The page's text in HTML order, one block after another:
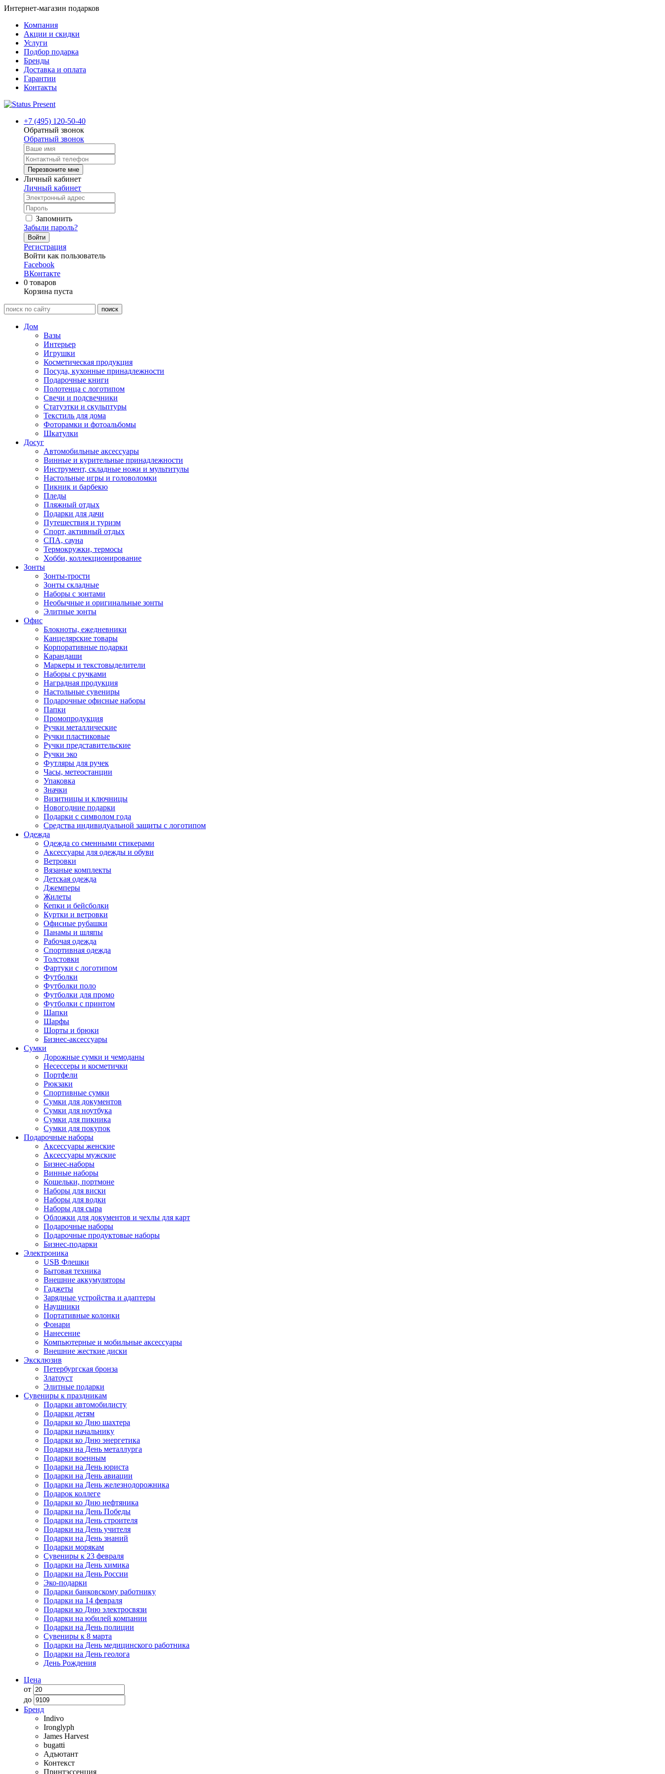
Интернет-магазин подарков
Компания
Акции и скидки
Услуги
Подбор подарка
Бренды
Доставка и оплата
Гарантии
Контакты
+7 (495) 120-50-40
Обратный звонок
Обратный звонок
Перезвоните мне
Личный кабинет
Личный кабинет
Запомнить
Забыли пароль?
Войти
Регистрация
Войти как пользователь
Facebook
ВКонтакте
0 товаров
Корзина пуста
Дом
Вазы
Интерьер
Игрушки
Косметическая продукция
Посуда, кухонные принадлежности
Подарочные книги
Полотенца с логотипом
Свечи и подсвечники
Статуэтки и скульптуры
Текстиль для дома
Фоторамки и фотоальбомы
Шкатулки
Досуг
Автомобильные аксессуары
Винные и курительные принадлежности
Инструмент, складные ножи и мультитулы
Настольные игры и головоломки
Пикник и барбекю
Пледы
Пляжный отдых
Подарки для дачи
Путешествия и туризм
Спорт, активный отдых
СПА, сауна
Термокружки, термосы
Хобби, коллекционирование
Зонты
Зонты-трости
Зонты складные
Наборы с зонтами
Необычные и оригинальные зонты
Элитные зонты
Офис
Блокноты, ежедневники
Канцелярские товары
Корпоративные подарки
Карандаши
Маркеры и текстовыделители
Наборы с ручками
Наградная продукция
Настольные сувениры
Подарочные офисные наборы
Папки
Промопродукция
Ручки металлические
Ручки пластиковые
Ручки представительские
Ручки эко
Футляры для ручек
Часы, метеостанции
Упаковка
Значки
Визитницы и ключницы
Новогодние подарки
Подарки с символом года
Средства индивидуальной защиты с логотипом
Одежда
Одежда со сменными стикерами
Аксессуары для одежды и обуви
Ветровки
Вязаные комплекты
Детская одежда
Джемперы
Жилеты
Кепки и бейсболки
Куртки и ветровки
Офисные рубашки
Панамы и шляпы
Рабочая одежда
Спортивная одежда
Толстовки
Фартуки с логотипом
Футболки
Футболки поло
Футболки для промо
Футболки с принтом
Шапки
Шарфы
Шорты и брюки
Бизнес-аксессуары
Сумки
Дорожные сумки и чемоданы
Несессеры и косметички
Портфели
Рюкзаки
Спортивные сумки
Сумки для документов
Сумки для ноутбука
Сумки для пикника
Сумки для покупок
Подарочные наборы
Аксессуары женские
Аксессуары мужские
Бизнес-наборы
Винные наборы
Кошельки, портмоне
Наборы для виски
Наборы для водки
Наборы для сыра
Обложки для документов и чехлы для карт
Подарочные наборы
Подарочные продуктовые наборы
Бизнес-подарки
Электроника
USB Флешки
Бытовая техника
Внешние аккумуляторы
Гаджеты
Зарядные устройства и адаптеры
Наушники
Портативные колонки
Фонари
Нанесение
Компьютерные и мобильные аксессуары
Внешние жесткие диски
Эксклюзив
Петербургская бронза
Златоуст
Элитные подарки
Сувениры к праздникам
Подарки автомобилисту
Подарки детям
Подарки ко Дню шахтера
Подарки начальнику
Подарки ко Дню энергетика
Подарки на День металлурга
Подарки военным
Подарки на День юриста
Подарки на День авиации
Подарки на День железнодорожника
Подарок коллеге
Подарки ко Дню нефтяника
Подарки на День Победы
Подарки на День строителя
Подарки на День учителя
Подарки на День знаний
Подарки морякам
Сувениры к 23 февраля
Подарки на День химика
Подарки на День России
Эко-подарки
Подарки банковскому работнику
Подарки на 14 февраля
Подарки ко Дню электросвязи
Подарки на юбилей компании
Подарки на День полиции
Сувениры к 8 марта
Подарки на День медицинского работника
Подарки на День геолога
День Рождения
Цена
от
до
Бренд
Indivo
Ironglyph
James Harvest
bugatti
Адъютант
Контекст
Принтэссенция